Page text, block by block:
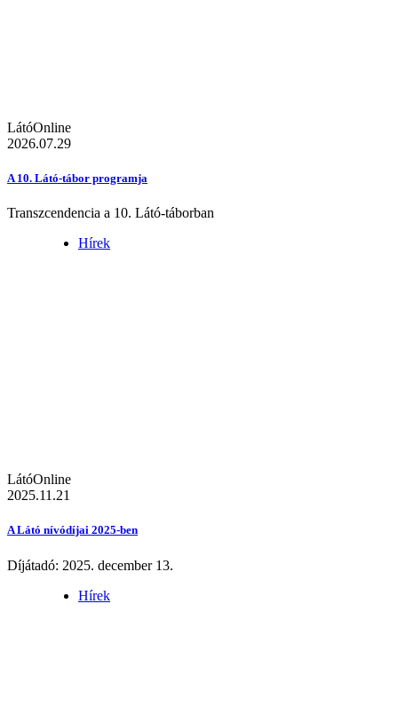
LátóOnline
2026.07.29
A 10. Látó-tábor programja
Transzcendencia a 10. Látó-táborban
Hírek
LátóOnline
2025.11.21
A Látó nívódíjai 2025-ben
Díjátadó: 2025. december 13.
Hírek